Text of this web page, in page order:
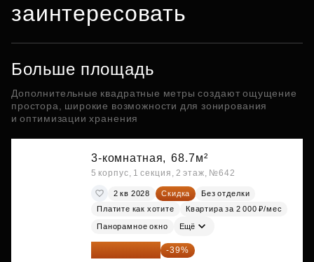
заинтересовать
Больше площадь
Дополнительные квадратные метры создают ощущение
простора, широкие возможности для зонирования
и оптимизации хранения
3-комнатная, 68.7м²
5 корпус, 1 секция, 2 этаж, №642
2 кв 2028 Скидка
Без отделки
Платите как хотите
Квартира за 2 000 ₽/мес
Панорамное окно Ещё
34 317 642 ₽ -39%